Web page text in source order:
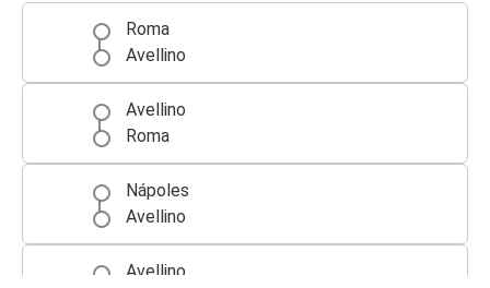
Roma
Avellino
Avellino
Roma
Nápoles
Avellino
Avellino